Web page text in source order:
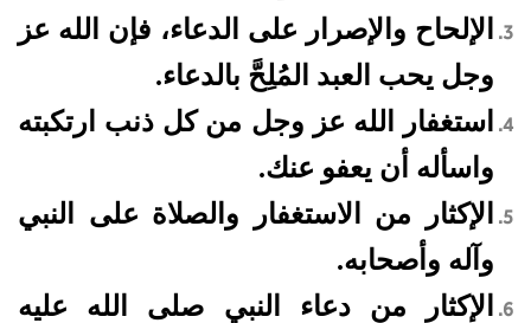
الإلحاح والإصرار على الدعاء، فإن الله عز
وجل يحب العبد المُلِحَّ بالدعاء.
استغفار الله عز وجل من كل ذنب ارتكبته
واسأله أن يعفو عنك.
الإكثار من الاستغفار والصلاة على النبي
وآله وأصحابه.
الإكثار من دعاء النبي صلى الله عليه